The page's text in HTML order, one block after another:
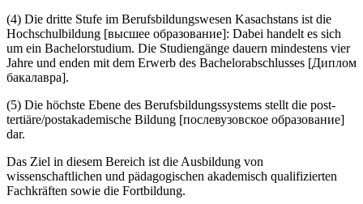
(4) Die dritte Stufe im Berufsbildungswesen Kasachstans ist die
Hochschulbildung [высшее образование]: Dabei handelt es sich
um ein Bachelorstudium. Die Studiengänge dauern mindestens vier
Jahre und enden mit dem Erwerb des Bachelorabschlusses [Диплом
бакалавра].
(5) Die höchste Ebene des Berufsbildungssystems stellt die post-
tertiäre/postakademische Bildung [послевузовское образование]
dar.
Das Ziel in diesem Bereich ist die Ausbildung von
wissenschaftlichen und pädagogischen akademisch qualifizierten
Fachkräften sowie die Fortbildung.